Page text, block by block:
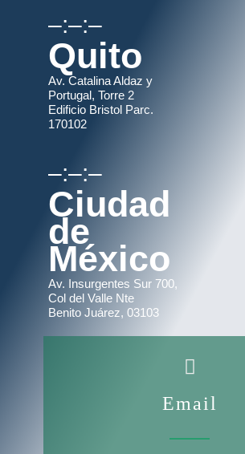
–:–:–
Quito
Av. Catalina Aldaz y
Portugal, Torre 2
Edificio Bristol Parc.
170102
–:–:–
Ciudad
de
México
Av. Insurgentes Sur 700,
Col del Valle Nte
Benito Juárez, 03103
Email